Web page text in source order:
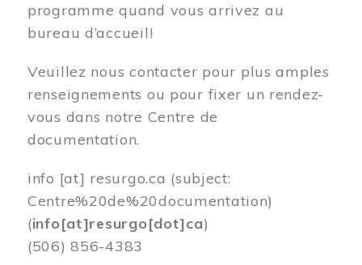
programme quand vous arrivez au
bureau d’accueil!
Veuillez nous contacter pour plus amples
renseignements ou pour fixer un rendez-
vous dans notre Centre de
documentation.
info [at] resurgo.ca (subject:
Centre%20de%20documentation)
(info[at]resurgo[dot]ca)
(506) 856-4383